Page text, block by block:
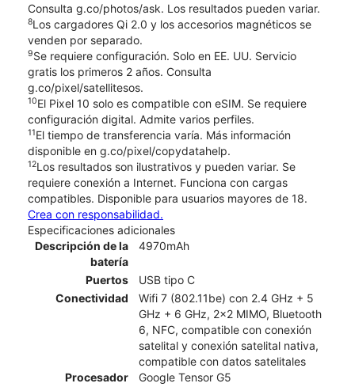
Consulta g.co/photos/ask. Los resultados pueden variar.
8Los cargadores Qi 2.0 y los accesorios magnéticos se
venden por separado.
9Se requiere configuración. Solo en EE. UU. Servicio
gratis los primeros 2 años. Consulta
g.co/pixel/satellitesos.
10El Pixel 10 solo es compatible con eSIM. Se requiere
configuración digital. Admite varios perfiles.
11El tiempo de transferencia varía. Más información
disponible en g.co/pixel/copydatahelp.
12Los resultados son ilustrativos y pueden variar. Se
requiere conexión a Internet. Funciona con cargas
compatibles. Disponible para usuarios mayores de 18.
Crea con responsabilidad.
Especificaciones adicionales
Descripción de la
batería
4970mAh
Puertos
USB tipo C
Conectividad
Wifi 7 (802.11be) con 2.4 GHz + 5
GHz + 6 GHz, 2x2 MIMO, Bluetooth
6, NFC, compatible con conexión
satelital y conexión satelital nativa,
compatible con datos satelitales
Procesador
Google Tensor G5